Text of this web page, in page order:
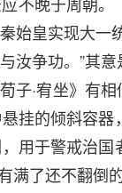
始皇实现大一
汝争功。”其
子·宥坐》有
挂的倾斜容
用于警戒治
满了还不翻倒